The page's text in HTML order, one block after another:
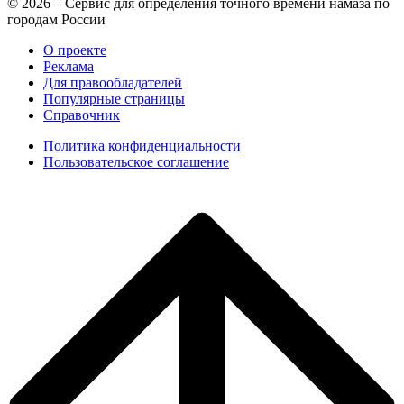
городам России
О проекте
Реклама
Для правообладателей
Популярные страницы
Справочник
Политика конфиденциальности
Пользовательское соглашение